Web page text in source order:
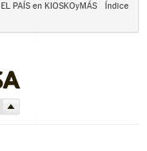
EL PAÍS en KIOSKOyMÁS
Índice